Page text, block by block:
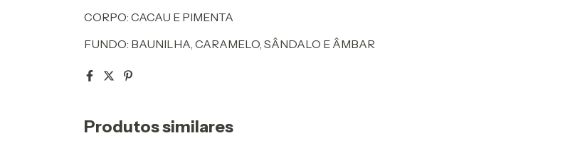
CORPO: CACAU E PIMENTA
FUNDO: BAUNILHA, CARAMELO, SÂNDALO E ÂMBAR
Produtos similares